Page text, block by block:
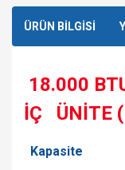
ÜRÜN BİLGİSİ
18.000
İÇ ÜNİTE
Kapasite